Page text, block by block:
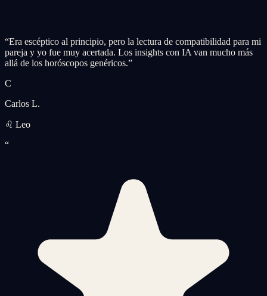
“Era escéptico al principio, pero la lectura de compatibilidad para mi
pareja y yo fue muy acertada. Los insights con IA van mucho más
allá de los horóscopos genéricos.”
C
Carlos L.
♌ Leo
“